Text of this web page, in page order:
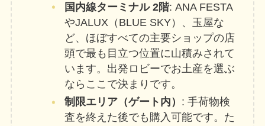
国内線ターミナル 2階: ANA FESTA
やJALUX（BLUE SKY）、玉屋な
ど、ほぼすべての主要ショップの店
頭で最も目立つ位置に山積みされて
います。出発ロビーでお土産を選ぶ
ならここで決まりです。
制限エリア（ゲート内） : 手荷物検
査を終えた後でも購入可能です。た